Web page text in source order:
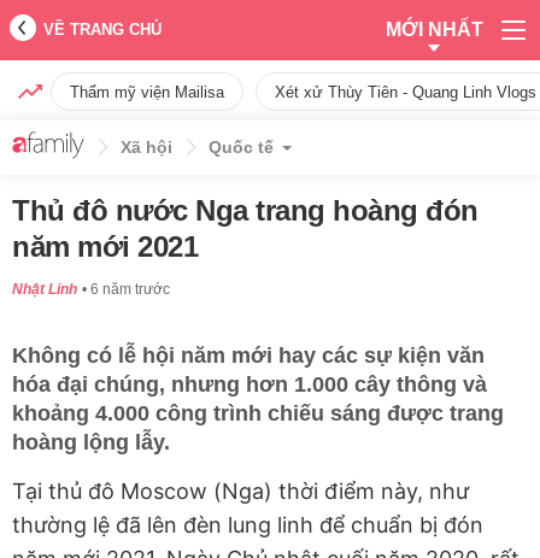
VỀ TRANG CHỦ MỚI NHẤT
Thẩm mỹ viện Mailisa Xét xử Thùy Tiên - Quang Linh
Xã hội Quốc tế
Thủ đô nước Nga trang hoàng đón
năm mới 2021
Nhật Linh 6 năm trước
Không có lễ hội năm mới hay các sự kiện văn
hóa đại chúng, nhưng hơn 1.000 cây thông và
khoảng 4.000 công trình chiếu sáng được trang
hoàng lộng lẫy.
Tại thủ đô Moscow (Nga) thời điểm này, như
thường lệ đã lên đèn lung linh để chuẩn bị đón